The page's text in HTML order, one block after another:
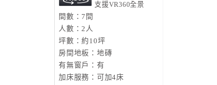
支援VR360全景
間數：7間
人數：2人
坪數：約10坪
房間地板：地磚
有無窗戶：有
加床服務：可加4床